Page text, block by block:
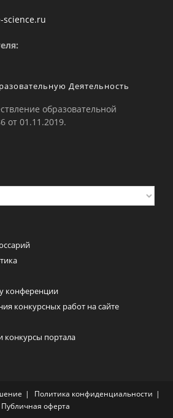
science.ru
Деятельность
образовательной
от 01.11.2019.
конференции
конкурсных работ на сайте
конкурсы портала
Политика конфиденциальности
Публичная оферта